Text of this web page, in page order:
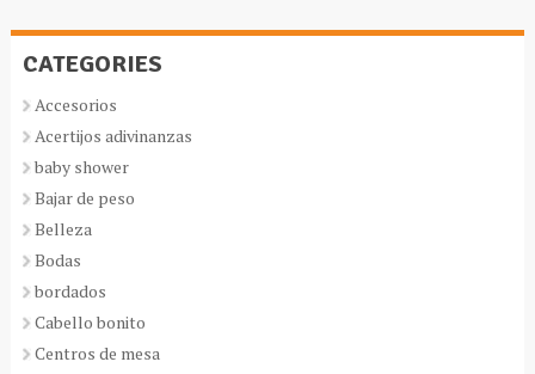
CATEGORIES
Accesorios
Acertijos adivinanzas
baby shower
Bajar de peso
Belleza
Bodas
bordados
Cabello bonito
Centros de mesa